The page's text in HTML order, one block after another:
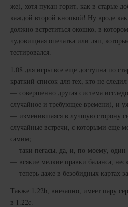
же), хотя пукан горит, как в старые
каждой второй кнопкой! Ну вроде
должно встретиться окошко, в
чудовищная опечатка или ляп,
тестировался.
1.08 для игры все еще доступна по
краткий список для тех, кто не
— совершенно другая система
случайное и требующее времени), и
— изменившаяся в лучшую сторону
случайные встречи, с которыми еще
самим;
— таки пегасы, да, и, по-моему, один
— всякие мелкие правки баланса,
— теперь даже в безобидных картах
Также 1.22b, внезапно, имеет пару
в 1.22c.